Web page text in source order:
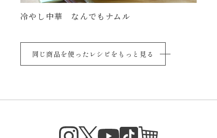
冷やし中華 なんでもナムル
同じ商品を使ったレシピをもっと見る
Instagram
TwitterYouTube
TikTok